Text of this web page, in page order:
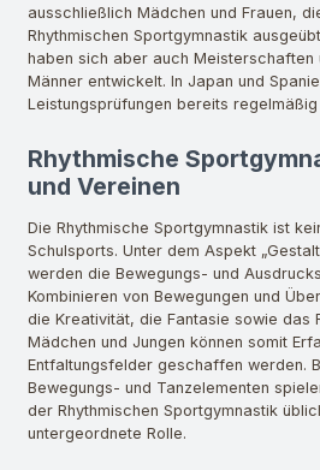
ausschließlich Mädchen und Frauen,
Rhythmischen Sportgymnastik
haben sich aber auch Meisterschaften
Männer entwickelt. In Japan und
Leistungsprüfungen bereits regelmäßig
Rhythmische
und Vereinen
Die Rhythmische Sportgymnastik ist
Schulsports. Unter dem Aspekt
werden die Bewegungs- und
Kombinieren von Bewegungen und
die Kreativität, die Fantasie sowie das
Mädchen und Jungen können somit
Entfaltungsfelder geschaffen werden.
Bewegungs- und Tanzelementen
der Rhythmischen Sportgymnastik
untergeordnete Rolle.